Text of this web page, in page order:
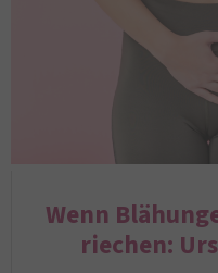
Wenn
riechen: